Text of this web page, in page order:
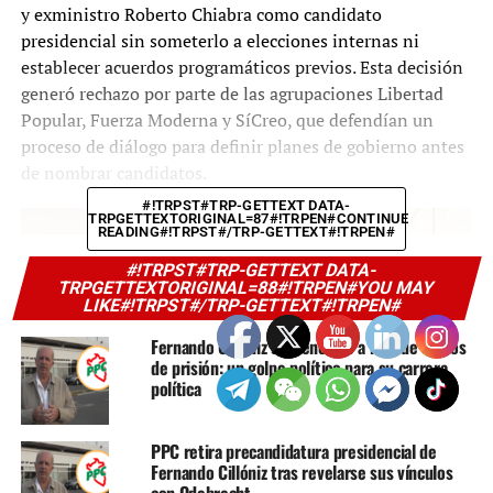
y exministro Roberto Chiabra como candidato
presidencial sin someterlo a elecciones internas ni
establecer acuerdos programáticos previos. Esta decisión
generó rechazo por parte de las agrupaciones Libertad
Popular, Fuerza Moderna y SíCreo, que defendían un
proceso de diálogo para definir planes de gobierno antes
de nombrar candidatos.
#!TRPST#TRP-GETTEXT DATA-
TRPGETTEXTORIGINAL=87#!TRPEN#CONTINUE
READING#!TRPST#/TRP-GETTEXT#!TRPEN#
#!TRPST#TRP-GETTEXT DATA-
TRPGETTEXTORIGINAL=88#!TRPEN#YOU MAY
LIKE#!TRPST#/TRP-GETTEXT#!TRPEN#
Fernando Cillóniz sentenciado a más de 4 años
de prisión: un golpe político para su carrera
política
PPC retira precandidatura presidencial de
Fernando Cillóniz tras revelarse sus vínculos